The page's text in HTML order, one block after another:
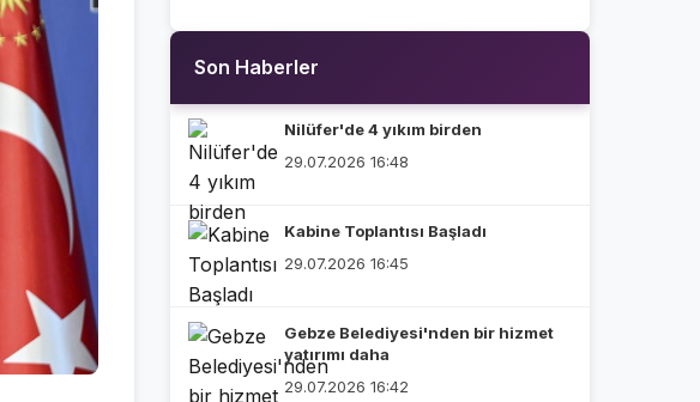
Son Haberler
Nilüfer'de 4 yıkım birden
29.07.2026 16:48
Kabine Toplantısı Başladı
29.07.2026 16:45
Gebze Belediyesi'nden bir hizmet
yatırımı daha
29.07.2026 16:42